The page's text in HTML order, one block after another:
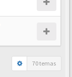
70 temas